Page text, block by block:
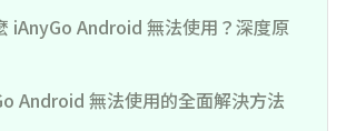
iAnyGo Android 無法使用？深度原
Android 無法使用的全面解決方法